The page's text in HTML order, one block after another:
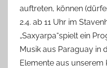
auftreten, können
2.4. ab 11 Uhr im
„Saxyarpa“spielt ein
Musik aus Paraguay in
Elemente aus unserem